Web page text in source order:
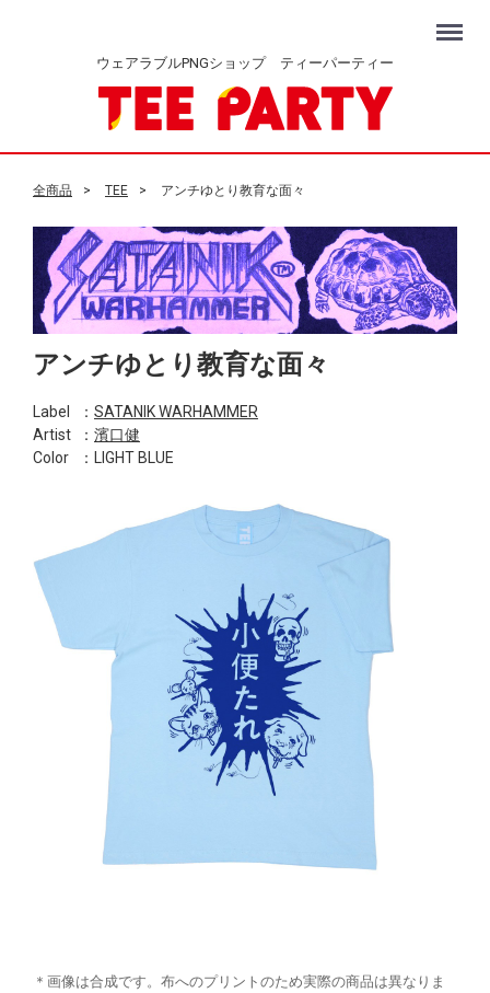
ウェアラブルPNGショップ ティーパーティー
Menu
全商品 TEE アンチゆとり教育な面々
アンチゆとり教育な面々
Label ： SATANIK WARHAMMER
Artist
： 濱口健
Color
：LIGHT BLUE
＊画像は合成です。布へのプリントのため実際の商品は異なりま